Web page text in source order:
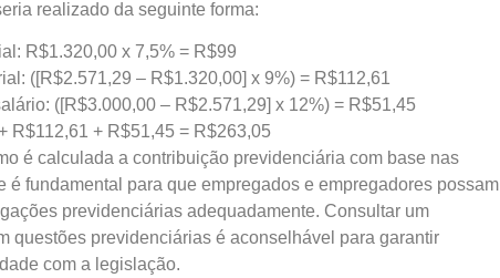
realizado da seguinte forma:
R$1.320,00 x 7,5% = R$99
([R$2.571,29 – R$1.320,00] x 9%) = R$112,61
([R$3.000,00 – R$2.571,29] x 12%) = R$51,45
R$112,61 + R$51,45 = R$263,05
é calculada a contribuição previdenciária com base nas
é fundamental para que empregados e empregadores possam
previdenciárias adequadamente. Consultar um
questões previdenciárias é aconselhável para garantir
com a legislação.